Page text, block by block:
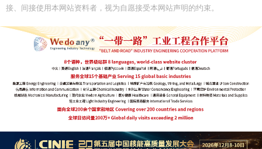
接、间接使用本网站资料者，视为自愿接受本网站声明的约束。